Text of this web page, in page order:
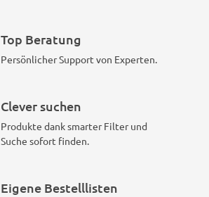
Top Beratung
Persönlicher Support von Experten.
Clever suchen
Produkte dank smarter Filter und
Suche sofort finden.
Eigene Bestelllisten